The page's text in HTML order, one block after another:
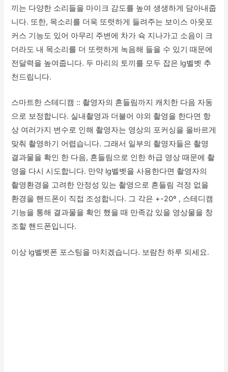
끼는 다양한 소리들을 마이크 감도를 높여 생생하게 담아내줍
니다. 또한, 목소리를 더욱 또렷하게 들려주는 보이스 아웃포
커스 기능도 있어 아무리 주변에 차가 슉 지나가고 소음이 크
더라도 내 목소리를 더 또렷하게 녹음해 들을 수 있기 때문에
전달력을 높여줍니다. 두 마리의 토끼를 모두 잡은 lg벨벳 추
천드립니다.
스마트한 스테디캠 :: 촬영자의 흔들림까지 캐치한 다음 자동
으로 보정합니다. 실내촬영과 더불어 야외 촬영을 한다면 항
상 여러가지 변수로 인해 촬영자는 영상의 포커싱을 올바르게
맞춰 촬영하기 어렵습니다. 그래서 일부의 촬영자들은 촬영
결과물을 확인 한 다음, 흔들림으로 인한 하급 영상 때문에 촬
영을 다시 시도합니다. 만약 lg벨벳을 사용한다면 촬영자의
촬영환경을 고려한 안정성 있는 촬영으로 흔들림 걱정 없을
환경을 핸드폰이 직접 조성합니다. 그 각은 +-20º , 스테디캠
기능을 통해 결과물을 확인 했을 때 만족감 있을 영상물을 창
조할 핸드폰입니다.
이상 lg벨벳폰 포스팅을 마치겠습니다. 보람찬 하루 되세요.